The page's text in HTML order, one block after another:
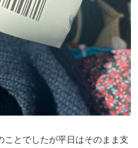
とでしたが平日はそのまま支